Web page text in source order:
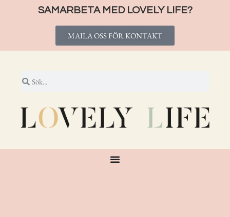
SAMARBETA MED LOVELY LIFE?
MAILA OSS FÖR KONTAKT